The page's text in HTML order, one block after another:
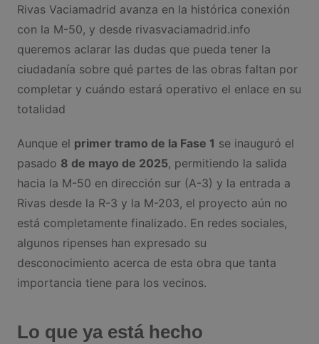
Rivas Vaciamadrid avanza en la histórica conexión
con la M-50, y desde rivasvaciamadrid.info
queremos aclarar las dudas que pueda tener la
ciudadanía sobre qué partes de las obras faltan por
completar y cuándo estará operativo el enlace en su
totalidad
Aunque el primer tramo de la Fase 1 se inauguró el
pasado 8 de mayo de 2025, permitiendo la salida
hacia la M-50 en dirección sur (A-3) y la entrada a
Rivas desde la R-3 y la M-203, el proyecto aún no
está completamente finalizado. En redes sociales,
algunos ripenses han expresado su
desconocimiento acerca de esta obra que tanta
importancia tiene para los vecinos.
Lo que ya está hecho